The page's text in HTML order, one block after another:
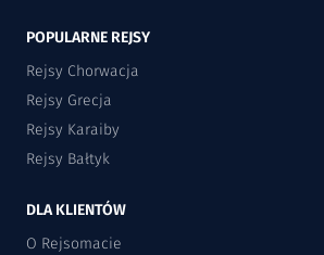
POPULARNE REJSY
Rejsy Chorwacja
Rejsy Grecja
Rejsy Karaiby
Rejsy Bałtyk
DLA KLIENTÓW
O Rejsomacie